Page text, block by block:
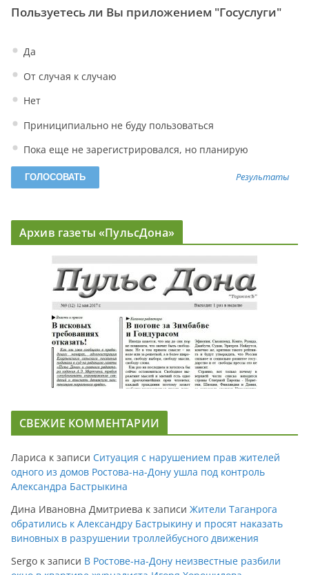
Пользуетесь ли Вы приложением "Госуслуги"
Да
От случая к случаю
Нет
Приниципиально не буду пользоваться
Пока еще не зарегистрировался, но планирую
Результаты
Архив газеты «ПульсДона»
СВЕЖИЕ КОММЕНТАРИИ
Лариса к записи Ситуация с нарушением прав жителей
одного из домов Ростова-на-Дону ушла под контроль
Александра Бастрыкина
Дина Ивановна Дмитриева к записи Жители Таганрога
обратились к Александру Бастрыкину и просят наказать
виновных в разрушении троллейбусного движения
Sergo к записи В Ростове-на-Дону неизвестные разбили